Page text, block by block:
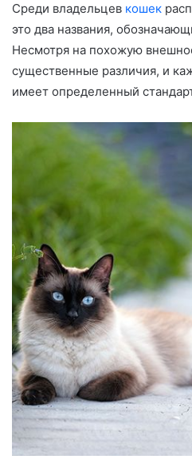
Среди владельцев кошек
это два названия,
Несмотря на похожую
существенные различия, и
имеет определенный